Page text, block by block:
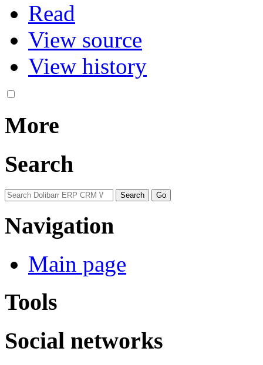
Read
View source
View history
More
Search
Navigation
Main page
Tools
Social networks